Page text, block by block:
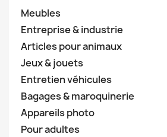
Meubles
Entreprise & industrie
Articles pour animaux
Jeux & jouets
Entretien véhicules
Bagages & maroquinerie
Appareils photo
Pour adultes